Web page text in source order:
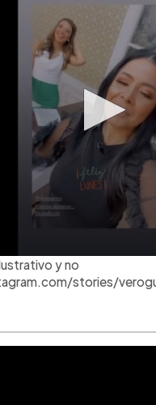
y no
stories/